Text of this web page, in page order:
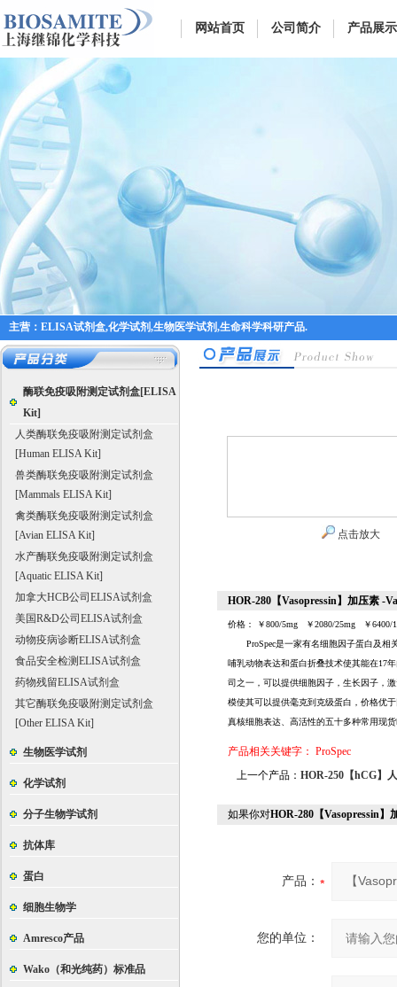
网站首页 公司简介 产品展示
主营：ELISA试剂盒,化学试剂,生物医学试剂,生命科学科研产品.
酶联免疫吸附测定试剂盒[ELISA
Kit]
人类酶联免疫吸附测定试剂盒
[Human ELISA Kit]
兽类酶联免疫吸附测定试剂盒
[Mammals ELISA Kit]
禽类酶联免疫吸附测定试剂盒
[Avian ELISA Kit]
水产酶联免疫吸附测定试剂盒
[Aquatic ELISA Kit]
加拿大HCB公司ELISA试剂盒
美国R&D公司ELISA试剂盒
动物疫病诊断ELISA试剂盒
食品安全检测ELISA试剂盒
药物残留ELISA试剂盒
其它酶联免疫吸附测定试剂盒
[Other ELISA Kit]
生物医学试剂
化学试剂
分子生物学试剂
抗体库
蛋白
细胞生物学
Amresco产品
Wako（和光纯药）标准品
点击放大
HOR-280【Vasopressin】加压素 -
价格： ￥800/5mg ￥2080/25mg ￥6400/
ProSpec是一家有名细胞因子蛋白及相
哺乳动物表达和蛋白折叠技术使其能在17
司之一，可以提供细胞因子，生长因子，
模使其可以提供毫克到克级蛋白，价格优
真核细胞表达、高活性的五十多种常用现货
产品相关关键字： ProSpec
上一个产品： HOR-250【hCG】
如果你对HOR-280【Vasopressin】
产品：
您的单位：